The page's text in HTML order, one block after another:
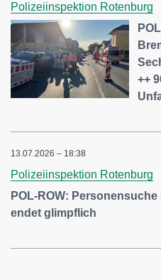
Polizeiinspektion Rotenburg
++
13.07.2026 – 18:38
Polizeiinspektion Rotenburg
POL-ROW:
endet glimpflich